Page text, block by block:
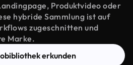
Produktvideo oder
hybride Sammlung ist auf
zugeschnitten und
Marke.
erkunden